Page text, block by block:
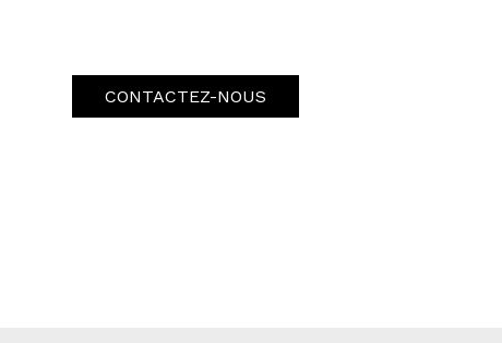
CONTACTEZ-NOUS